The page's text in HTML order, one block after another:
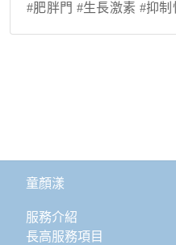
#肥胖門 #生長激素 #抑
童顏漾
服務介紹
長高服務項目